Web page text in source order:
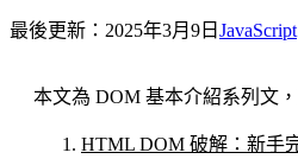
最後更新： 2025年3月9日 JavaScript
本文為 DOM 基本介紹系列文，
HTML DOM 破解：新手